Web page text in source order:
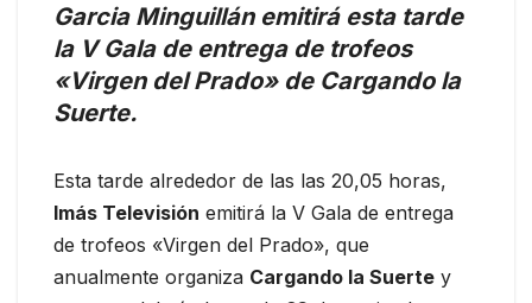
Garcia Minguillán emitirá esta tarde
la V Gala de entrega de trofeos
«Virgen del Prado» de Cargando la
Suerte.
Esta tarde alrededor de las las 20,05 horas,
Imás Televisión emitirá la V Gala de entrega
de trofeos «Virgen del Prado», que
anualmente organiza Cargando la Suerte y